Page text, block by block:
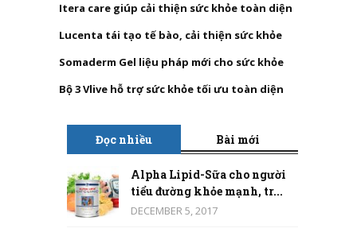
Itera care giúp cải thiện sức khỏe toàn diện
Lucenta tái tạo tế bào, cải thiện sức khỏe
Somaderm Gel liệu pháp mới cho sức khỏe
Bộ 3 Vlive hỗ trợ sức khỏe tối ưu toàn diện
Đọc nhiều Bài mới
Alpha Lipid-Sữa cho người
tiểu đường khỏe mạnh, tr...
DECEMBER 5, 2017